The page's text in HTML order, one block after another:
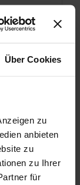
Über Cookies
zu
anbieten
zu
zu Ihrer
für